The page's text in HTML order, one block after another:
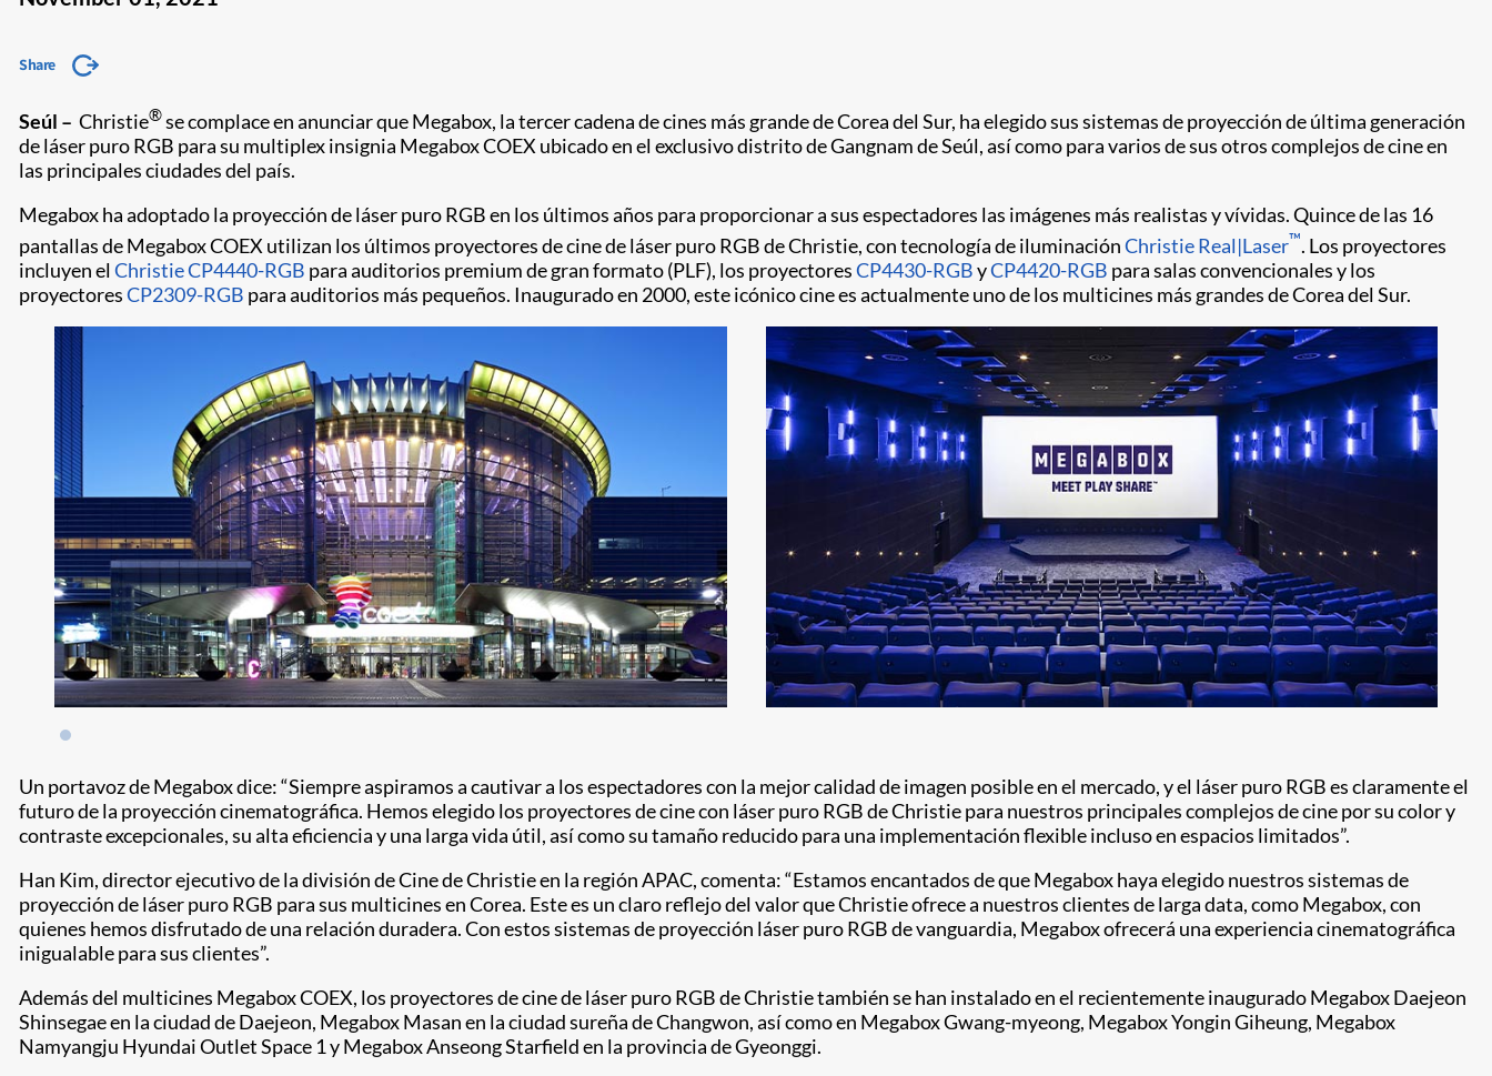
Share
Seúl – Christie®se complace en anunciar que Megabox, la tercer cadena de cines más grande de Corea del Sur, ha elegido sus sistemas de proyección de última generación
de láser puro RGB para su multiplex insignia Megabox COEX ubicado en el exclusivo distrito de Gangnam de Seúl, así como para varios de sus otros complejos de cine en
las principales ciudades del país.
Megabox ha adoptado la proyección de láser puro RGB en los últimos años para proporcionar a sus espectadores las imágenes más realistas y vívidas. Quince de las 16
pantallas de Megabox COEX utilizan los últimos proyectores de cine de láser puro RGB de Christie, con tecnología de iluminaciónChristie Real|Laser™. Los proyectores
incluyen elChristie CP4440-RGB para auditorios premium de gran formato (PLF), los proyectoresCP4430-RGByCP4420-RGB para salas convencionales y los
proyectoresCP2309-RGB para auditorios más pequeños. Inaugurado en 2000, este icónico cine es actualmente uno de los multicines más grandes de Corea del Sur.
Un portavoz de Megabox dice: “Siempre aspiramos a cautivar a los espectadores con la mejor calidad de imagen posible en el mercado, y el láser puro RGB es claramente el
futuro de la proyección cinematográfica. Hemos elegido los proyectores de cine con láser puro RGB de Christie para nuestros principales complejos de cine por su color y
contraste excepcionales, su alta eficiencia y una larga vida útil, así como su tamaño reducido para una implementación flexible incluso en espacios limitados”.
Han Kim, director ejecutivo de la división de Cine de Christie en la región APAC, comenta: “Estamos encantados de que Megabox haya elegido nuestros sistemas de
proyección de láser puro RGB para sus multicines en Corea. Este es un claro reflejo del valor que Christie ofrece a nuestros clientes de larga data, como Megabox, con
quienes hemos disfrutado de una relación duradera. Con estos sistemas de proyección láser puro RGB de vanguardia, Megabox ofrecerá una experiencia cinematográfica
inigualable para sus clientes”.
Además del multicines Megabox COEX, los proyectores de cine de láser puro RGB de Christie también se han instalado en el recientemente inaugurado Megabox Daejeon
Shinsegae en la ciudad de Daejeon, Megabox Masan en la ciudad sureña de Changwon, así como en Megabox Gwang-myeong, Megabox Yongin Giheung, Megabox
Namyangju Hyundai Outlet Space 1 y Megabox Anseong Starfield en la provincia de Gyeonggi.